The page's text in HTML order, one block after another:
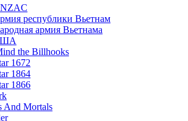
республики Вьетнам
армия Вьетнама
the Billhooks
1672
1864
1866
And Mortals